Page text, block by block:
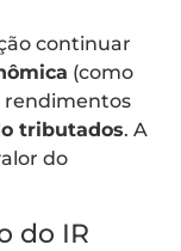
continuar
(como
rendimentos
tributados. A
do
do IR